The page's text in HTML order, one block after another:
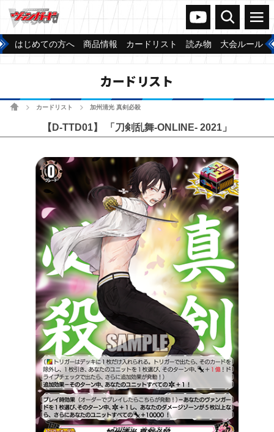
ヴァンガードch
検索 メニュー
はじめての方へ 商品情報 カードリスト 読み物 大会ルール
カードリスト
ホームカードリスト 加州清光 真剣必殺
【D-TTD01】 「刀剣乱舞-ONLINE- 2021」